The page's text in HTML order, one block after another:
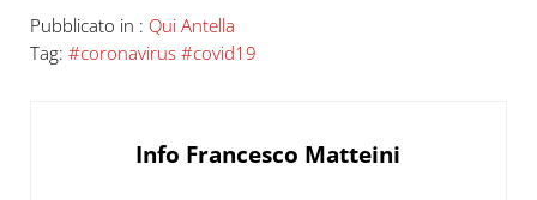
Pubblicato in : Qui Antella
Tag: #coronavirus #covid19
Info Francesco Matteini